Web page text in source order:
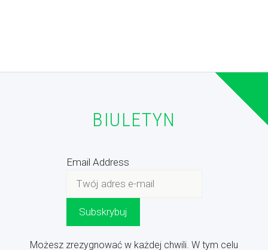
BIULETYN
Email Address
Możesz zrezygnować w każdej chwili. W tym celu